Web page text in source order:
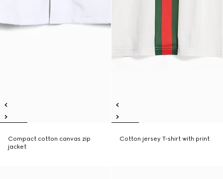
Compact cotton canvas zip
jacket
Cotton jersey T-shirt with print